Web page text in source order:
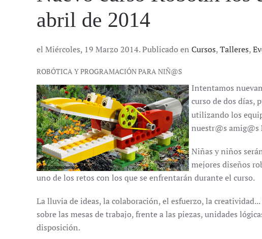
abril de 2014
el Miércoles, 19 Marzo 2014. Publicado en Cursos,Talleres,
ROBÓTICA Y PROGRAMACIÓN PARA NIÑ@S
Intentamos
curso de dos días,
utilizando los
nuestr@s amig@s
Niñas y niños
mejores diseños
uno de los retos con los que se enfrentarán durante el curso.
La lluvia de ideas, la colaboración, el esfuerzo, la
sobre las mesas de trabajo, frente a las piezas, unidades
disposición.